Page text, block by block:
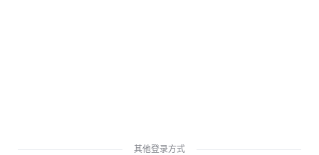
其他登录方式